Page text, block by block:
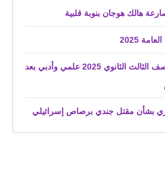
هالك هوجان بنوبة قلبية
2025
جدول امتحانات الصف الثالث الثانوي 2025 علمي وأدبي بعد
بشأن مقتل جندي برصاص إسرائيلي